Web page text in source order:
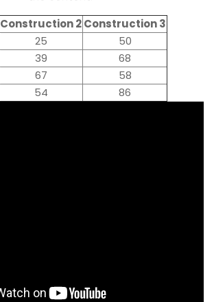
Construction 2Construction 3
25
50
39
68
67
58
54 86